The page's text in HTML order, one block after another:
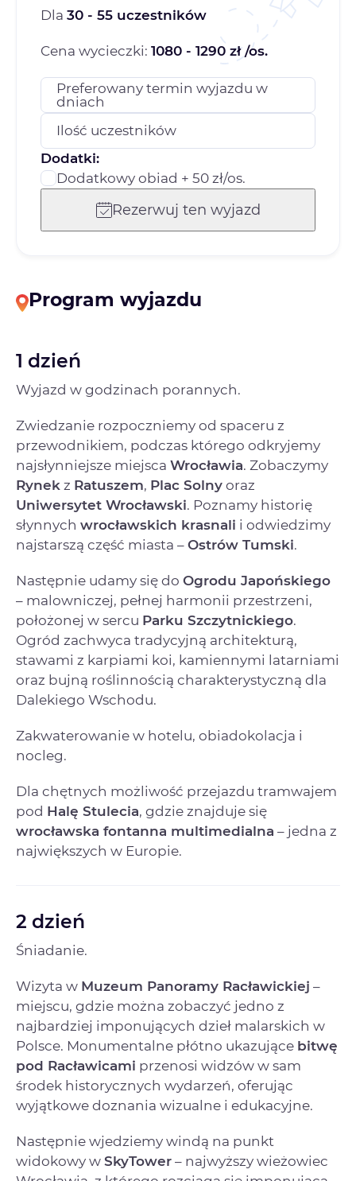
Dla 30 - 55 uczestników
Cena wycieczki: 1080 - 1290 zł /os.
Preferowany termin wyjazdu w
dniach
Ilość uczestników
Dodatki:
Dodatkowy obiad + 50 zł/os.
Rezerwuj ten wyjazd
Program wyjazdu
1 dzień
Wyjazd w godzinach porannych.
Zwiedzanie rozpoczniemy od spaceru z
przewodnikiem, podczas którego odkryjemy
najsłynniejsze miejsca Wrocławia. Zobaczymy
Rynek z Ratuszem, Plac Solny oraz
Uniwersytet Wrocławski. Poznamy historię
słynnych wrocławskich krasnali i odwiedzimy
najstarszą część miasta – Ostrów Tumski.
Następnie udamy się do Ogrodu Japońskiego
– malowniczej, pełnej harmonii przestrzeni,
położonej w sercu Parku Szczytnickiego.
Ogród zachwyca tradycyjną architekturą,
stawami z karpiami koi, kamiennymi latarniami
oraz bujną roślinnością charakterystyczną dla
Dalekiego Wschodu.
Zakwaterowanie w hotelu, obiadokolacja i
nocleg.
Dla chętnych możliwość przejazdu tramwajem
pod Halę Stulecia, gdzie znajduje się
wrocławska fontanna multimedialna – jedna z
największych w Europie.
2 dzień
Śniadanie.
Wizyta w Muzeum Panoramy Racławickiej –
miejscu, gdzie można zobaczyć jedno z
najbardziej imponujących dzieł malarskich w
Polsce. Monumentalne płótno ukazujące bitwę
pod Racławicami przenosi widzów w sam
środek historycznych wydarzeń, oferując
wyjątkowe doznania wizualne i edukacyjne.
Następnie wjedziemy windą na punkt
widokowy w SkyTower – najwyższy wieżowiec